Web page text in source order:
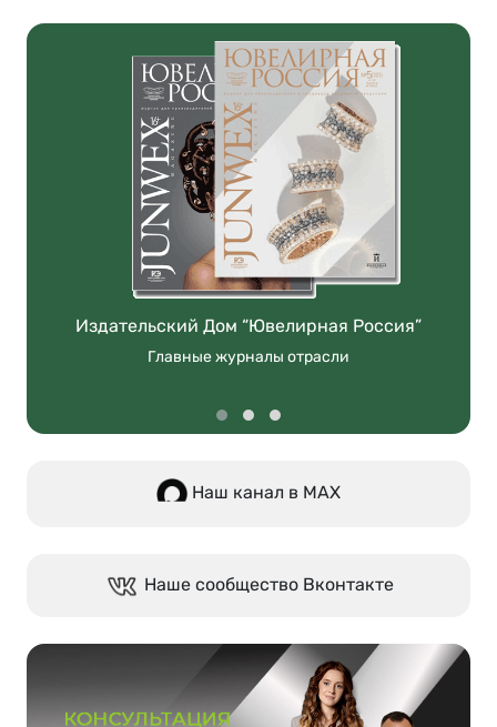
Издательский Дом “Ювелирная Россия”
Главные журналы отрасли
Наш канал в МАХ
Наше сообщество Вконтакте